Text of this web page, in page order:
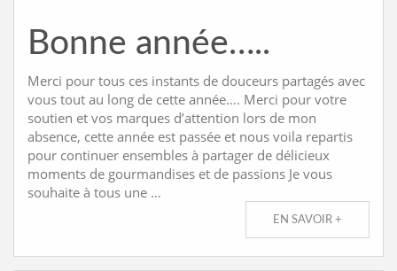
Bonne année…..
Merci pour tous ces instants de douceurs partagés avec
vous tout au long de cette année…. Merci pour votre
soutien et vos marques d’attention lors de mon
absence, cette année est passée et nous voila repartis
pour continuer ensembles à partager de délicieux
moments de gourmandises et de passions Je vous
souhaite à tous une …
EN SAVOIR +